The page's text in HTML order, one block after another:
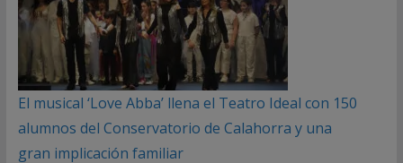
El musical ‘Love Abba’ llena el Teatro Ideal con 150
alumnos del Conservatorio de Calahorra y una
gran implicación familiar